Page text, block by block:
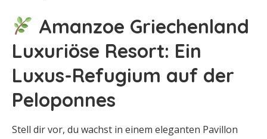
Amanzoe Griechenland
Luxuriöse Resort: Ein
Luxus-Refugium auf der
Peloponnes
Stell dir vor, du wachst in einem eleganten Pavillon